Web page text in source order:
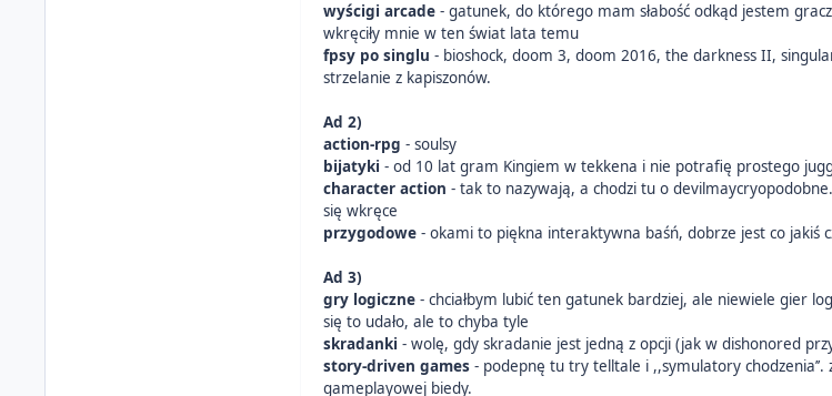
wyścigi arcade- gatunek, do którego mam słabość odkąd jestem
wkręciły mnie w ten świat lata temu
fpsy po singlu - bioshock, doom 3, doom 2016, the darkness II,
strzelanie z kapiszonów.
Ad 2)
action-rpg - soulsy
bijatyki - od 10 lat gram Kingiem w tekkena i nie potrafię prostego
character action- tak to nazywają, a chodzi tu o
się wkręce
przygodowe- okami to piękna interaktywna baśń, dobrze jest co jakiś
Ad 3)
gry logiczne - chciałbym lubić ten gatunek bardziej, ale niewiele gier
się to udało, ale to chyba tyle
skradanki - wolę, gdy skradanie jest jedną z opcji (jak w dishonored
story-driven games - podepnę tu try telltale i ,,symulatory
gameplayowej biedy.